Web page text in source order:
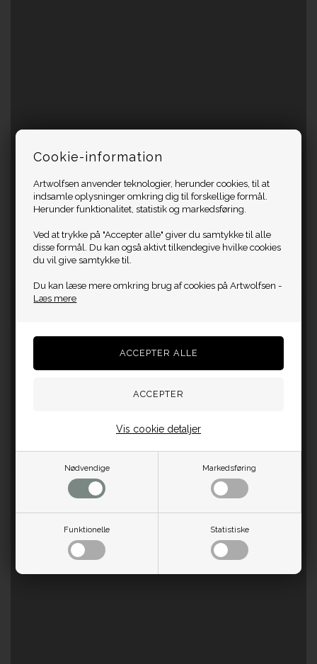
Cookie-information
Artwolfsen anvender teknologier, herunder cookies, til at
indsamle oplysninger omkring dig til forskellige formål.
Herunder funktionalitet, statistik og markedsføring.
Ved at trykke på "Accepter alle" giver du samtykke til alle
disse formål. Du kan også aktivt tilkendegive hvilke cookies
du vil give samtykke til.
Du kan læse mere omkring brug af cookies på Artwolfsen -
Læs mere
Nødvendige Markedsføring
Funktionelle Statistiske
Vis cookie detaljer